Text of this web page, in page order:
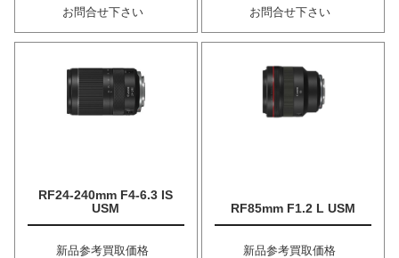
お問合せ下さい
お問合せ下さい
RF24-240mm F4-6.3 IS
USM
新品参考買取価格
RF85mm F1.2 L USM
新品参考買取価格